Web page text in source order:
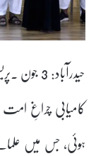
کامیابی چراغِ
ہوئی، جس میں